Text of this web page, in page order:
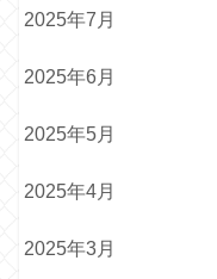
2025年7月
2025年6月
2025年5月
2025年4月
2025年3月